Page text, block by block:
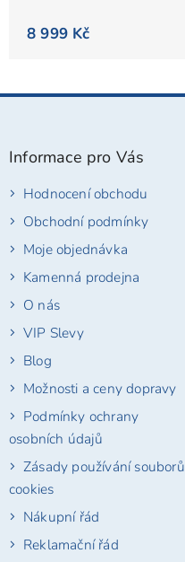
8 999 Kč
Z
Informace pro Vás
Hodnocení obchodu
Obchodní podmínky
Moje objednávka
Kamenná prodejna
O nás
VIP Slevy
Blog
Možnosti a ceny dopravy
Podmínky ochrany
osobních údajů
Zásady používání souborů
cookies
Nákupní řád
Reklamační řád